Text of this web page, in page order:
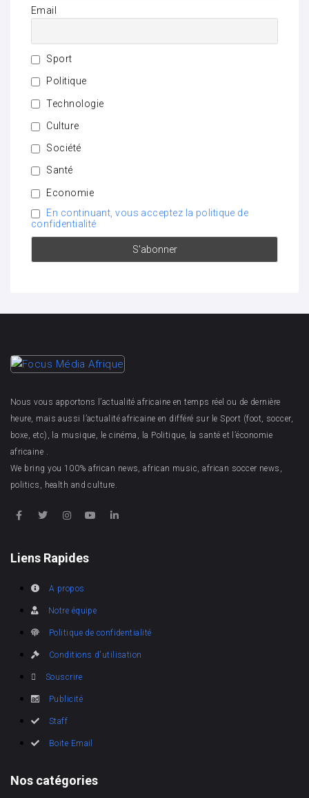
Email
Sport
Politique
Technologie
Culture
Société
Santé
Economie
En continuant, vous acceptez la politique de
confidentialité
Nous vous apportons l’actualité africaine en temps réel ou de dernière
heure, mais aussi l’actualité africaine en différé sur le Sport (foot, soccer,
boxe, etc), la musique, le cinéma, la Politique, la santé et l’économie
africaine .
We bring you 100% african news, african music, african soccer news,
politics, health and culture.
Liens Rapides
A propos
Notre équipe
Politique de confidentialité
Conditions d'utilisation
Souscrire
Publicité
Staff
Boite Email
Nos catégories